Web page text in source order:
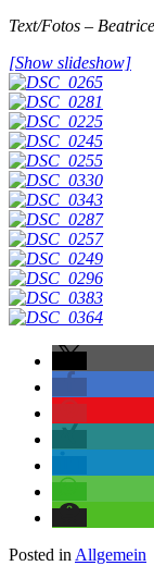
Text/Fotos –
[Show slideshow]
Posted in Allgemein